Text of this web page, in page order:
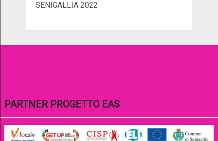
SENIGALLIA 2022
PARTNER PROGETTO EAS